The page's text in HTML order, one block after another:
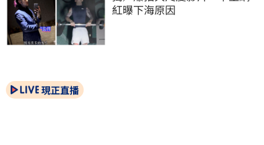
紅曝下海原因
現正直播